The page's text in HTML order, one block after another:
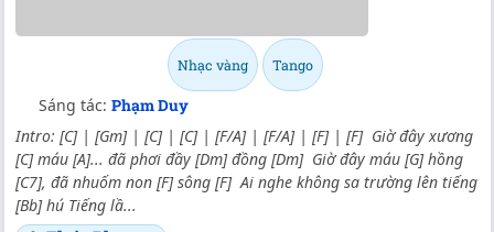
Nhạc vàng Tango
Sáng tác: Phạm Duy
Intro: [C] | [Gm] | [C] | [C] | [F/A] | [F/A] | [F] | [F] Giờ đây xương
[C] máu [A]... đã phơi đầy [Dm] đồng [Dm] Giờ đây máu [G] hồng
[C7], đã nhuốm non [F] sông [F] Ai nghe không sa trường lên tiếng
[Bb] hú Tiếng lầ...